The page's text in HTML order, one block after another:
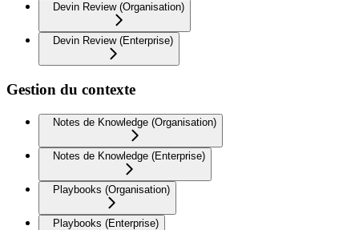
Devin Review (Organisation)
Devin Review (Enterprise)
Gestion du contexte
Notes de Knowledge (Organisation)
Notes de Knowledge (Enterprise)
Playbooks (Organisation)
Playbooks (Enterprise)